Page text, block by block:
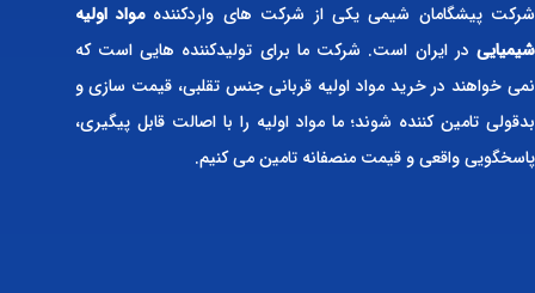
شرکت پیشگامان شیمی یکی از شرکت های واردکنندهمواد اولیه
شیمیایی در ایران است. شرکت ما برای تولیدکننده هایی است که
نمی خواهند در خرید مواد اولیه قربانی جنس تقلبی، قیمت سازی و
بدقولی تامین کننده شوند؛ ما مواد اولیه را با اصالت قابل پیگیری،
پاسخگویی واقعی و قیمت منصفانه تامین می کنیم.